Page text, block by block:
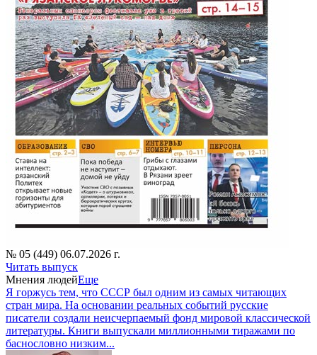
№ 05 (449) 06.07.2026 г.
Читать выпуск
Мнения людейЕще
Я горжусь тем, что СССР был одним из самых читающих
стран мира. На основании реальных событий русские
писатели создали неисчерпаемый фонд мировой классической
литературы. Книги выпускали миллионными тиражами по
баснословно низким...